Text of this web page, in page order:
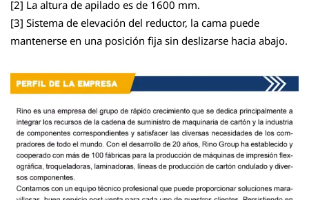
[2] La altura de apilado es de 1600 mm.
[3] Sistema de elevación del reductor, la cama puede
mantenerse en una posición fija sin deslizarse hacia abajo.